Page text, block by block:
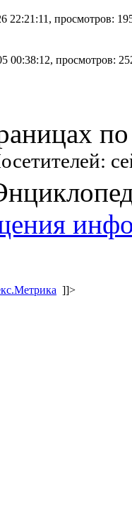
22:21:11, просмотров:
00:38:12, просмотров:
]]>